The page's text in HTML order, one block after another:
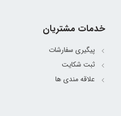
خدمات مشتریان
پیگیری سفارشات
ثبت شکایت
علاقه مندی ها